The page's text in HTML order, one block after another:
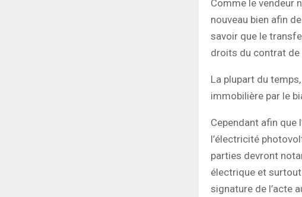
Comme le vendeur
nouveau bien afin
savoir que le
droits du contrat de
La plupart du
immobilière par le
Cependant afin que
l’électricité
parties devront
électrique et
signature de l’acte